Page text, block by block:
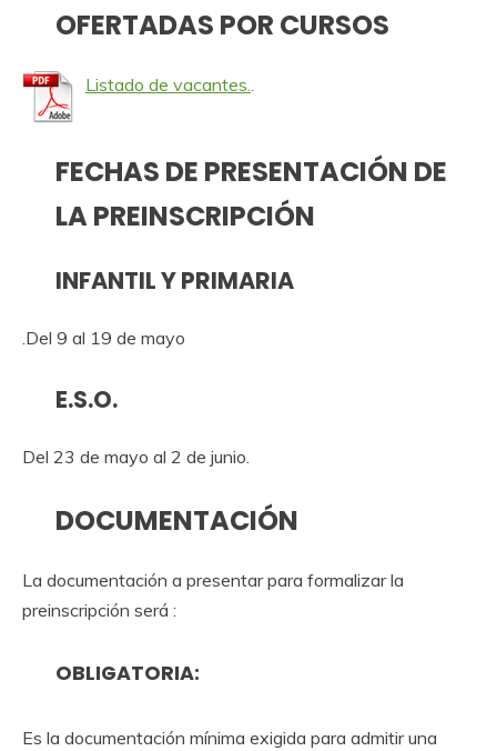
OFERTADAS POR CURSOS
Listado de vacantes.
FECHAS DE PRESENTACIÓN DE
LA PREINSCRIPCIÓN
INFANTIL Y PRIMARIA
.Del 9 al 19 de mayo
E.S.O.
Del 23 de mayo al 2 de junio.
DOCUMENTACIÓN
La documentación a presentar para formalizar la
preinscripción será :
OBLIGATORIA:
Es la documentación mínima exigida para admitir una